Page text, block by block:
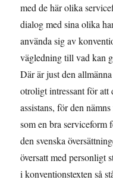
med de här olika
dialog med sina olika
använda sig av
vägledning till vad kan
Där är just den
otroligt intressant för
assistans, för den
som en bra serviceform
den svenska
översatt med personligt
i konventionstexten så